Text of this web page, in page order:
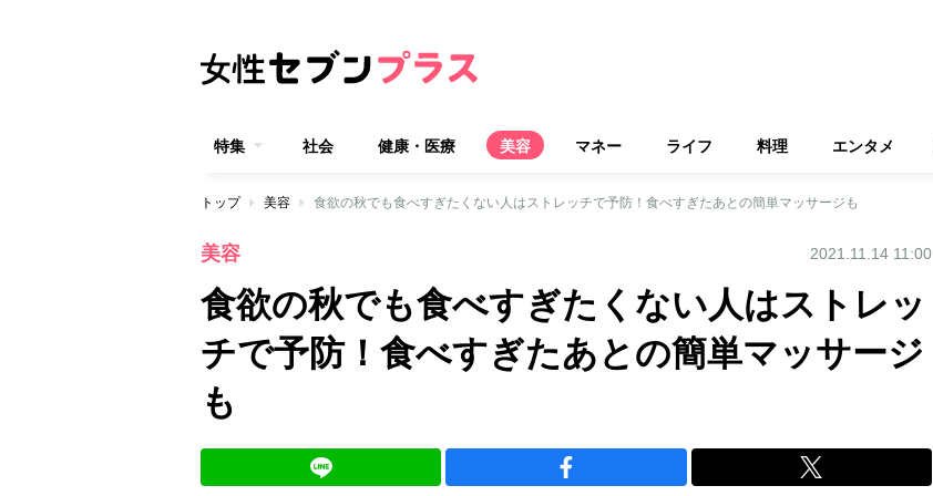
特集 社会 健康・医療 美容 マネー ライフ 料理 エンタメ
トップ 美容 食欲の秋でも食べすぎたくない人はストレッチで予防！食べすぎたあとの簡単マッサージも
美容 2021.11.14 11:00
食欲の秋でも食べすぎたくない人はストレッ
チで予防！食べすぎたあとの簡単マッサージ
も